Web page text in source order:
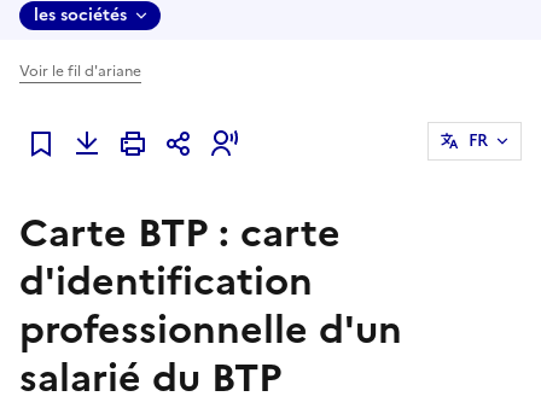
les sociétés
Voir le fil d'ariane
Ajouter à mes favoris
FR
Carte BTP : carte
d'identification
professionnelle d'un
salarié du BTP